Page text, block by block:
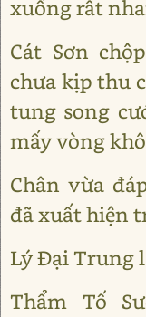
xuống rất
Cát Sơn
chưa kịp thu
tung song
mấy vòng
Chân vừa
đã xuất hiện
Lý Đại Trung
Thẩm Tố